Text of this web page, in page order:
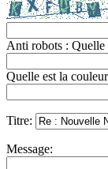
Anti robots : Quelle
Quelle est la
Titre:
Message: